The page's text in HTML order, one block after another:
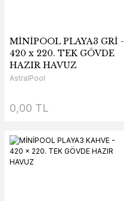
MİNİPOOL PLAYA3 GRİ -
420 x 220. TEK GÖVDE
HAZIR HAVUZ
AstralPool
0,00 TL